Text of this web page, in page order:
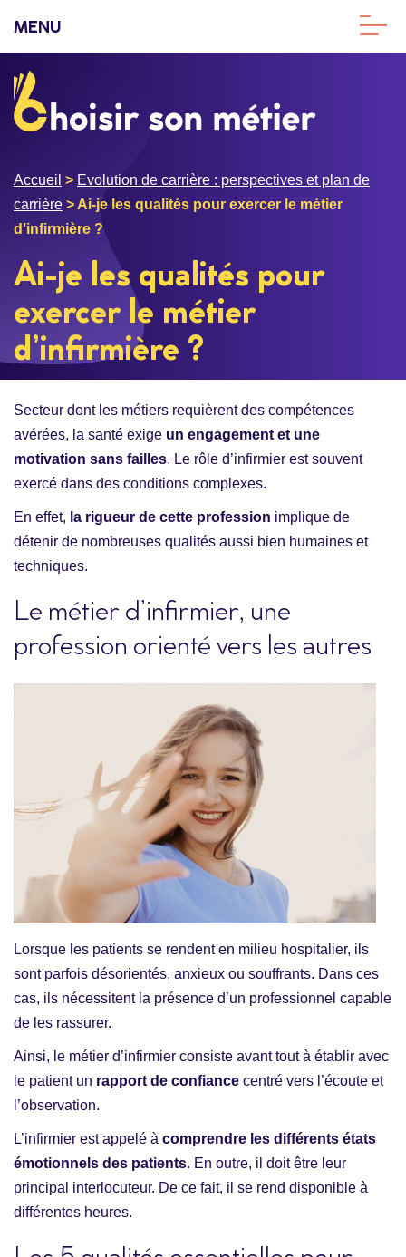
MENU
Accueil > Evolution de carrière : perspectives et plan de
carrière > Ai-je les qualités pour exercer le métier
d’infirmière ?
Ai-je les qualités pour
exercer le métier
d’infirmière ?
Secteur dont les métiers requièrent des compétences
avérées, la santé exige un engagement et une
motivation sans failles. Le rôle d’infirmier est souvent
exercé dans des conditions complexes.
En effet, la rigueur de cette profession implique de
détenir de nombreuses qualités aussi bien humaines et
techniques.
Le métier d’infirmier, une
profession orienté vers les autres
Lorsque les patients se rendent en milieu hospitalier, ils
sont parfois désorientés, anxieux ou souffrants. Dans ces
cas, ils nécessitent la présence d’un professionnel capable
de les rassurer.
Ainsi, le métier d’infirmier consiste avant tout à établir avec
le patient un rapport de confiance centré vers l’écoute et
l’observation.
L’infirmier est appelé à comprendre les différents états
émotionnels des patients. En outre, il doit être leur
principal interlocuteur. De ce fait, il se rend disponible à
différentes heures.